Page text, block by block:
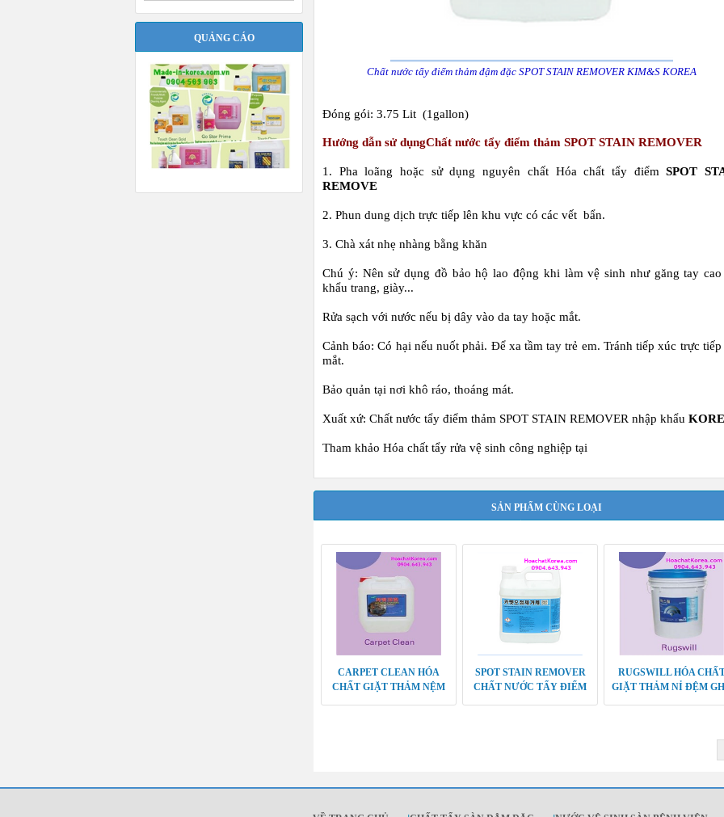
QUẢNG CÁO
Chất nước tẩy điểm thảm đậm đặc SPOT STAIN REMOVER KIM&S KOREA
Đóng gói: 3.75 Lit (1gallon)
Hướng dẫn sử dụngChất nước tẩy điểm thảm SPOT STAIN REMOVER
1. Pha loãng hoặc sử dụng nguyên chất Hóa chất tẩy điểmSPOT
REMOVE
2. Phun dung dịch trực tiếp lên khu vực có các vết bẩn.
3. Chà xát nhẹ nhàng bằng khăn
Chú ý: Nên sử dụng đồ bảo hộ lao động khi làm vệ sinh như găng tay cao
khẩu trang, giày...
Rửa sạch với nước nếu bị dây vào da tay hoặc mắt.
Cảnh báo: Có hại nếu nuốt phải. Để xa tầm tay trẻ em. Tránh tiếp xúc trực
mắt.
Bảo quản tại nơi khô ráo, thoáng mát.
Xuất xứ: Chất nước tẩy điểm thảm SPOT STAIN REMOVER nhập khẩu
Tham khảo Hóa chất tẩy rửa vệ sinh công nghiệp tại
SẢN PHẨM CÙNG LOẠI
CARPET CLEAN HÓA
CHẤT GIẶT THẢM NỆM
SPOT STAIN REMOVER
CHẤT NƯỚC TẨY ĐIỂM
RUGSWILL HÓA
GIẶT THẢM NỈ ĐỆM